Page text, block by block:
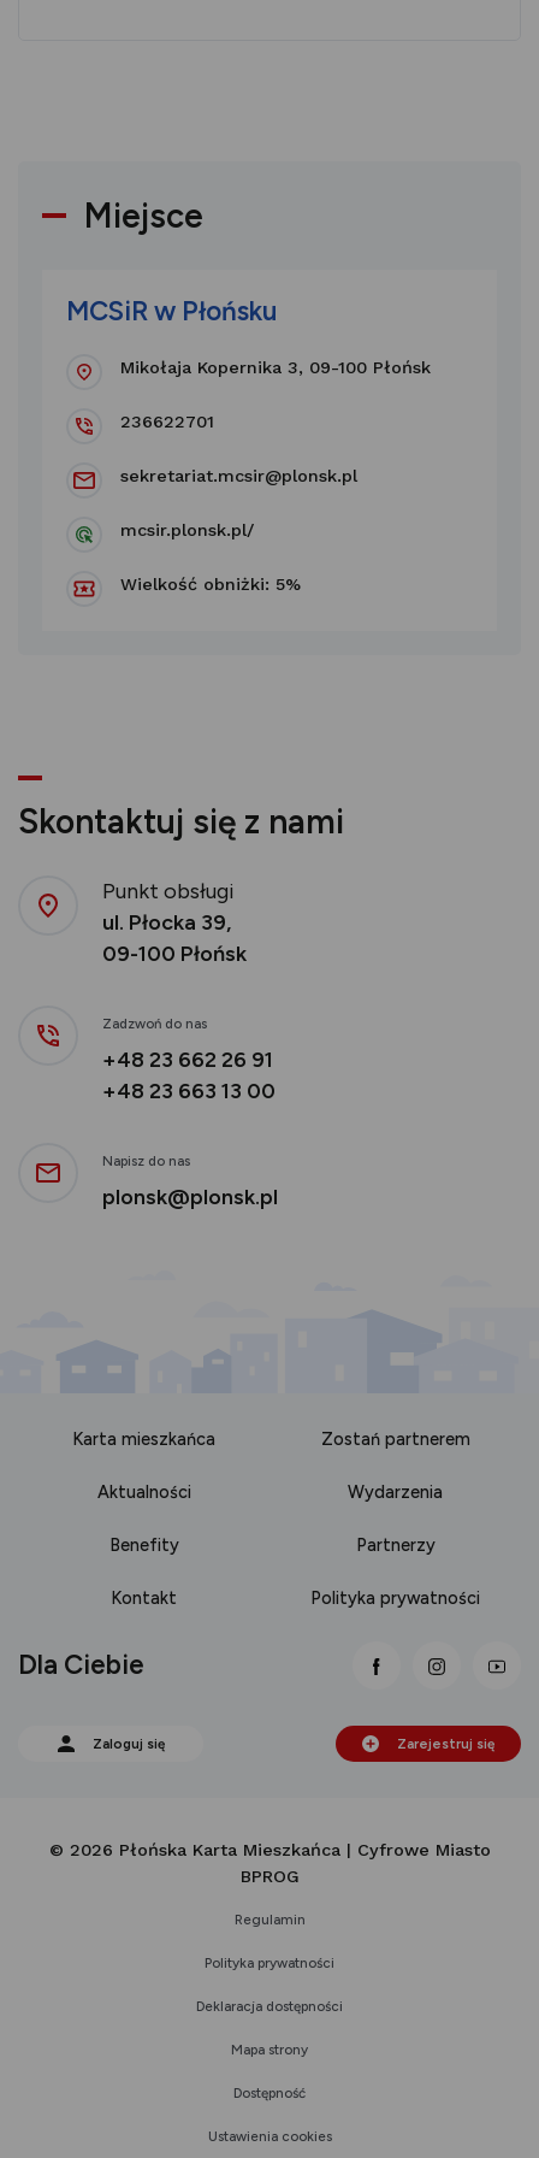
Miejsce
MCSiR w Płońsku
Mikołaja Kopernika 3, 09-100 Płońsk
236622701
sekretariat.mcsir@plonsk.pl
mcsir.plonsk.pl/
Wielkość obniżki: 5%
Skontaktuj się z nami
Punkt obsługi
ul. Płocka 39,
09-100 Płońsk
Zadzwoń do nas
+48 23 662 26 91
+48 23 663 13 00
Napisz do nas
plonsk@plonsk.pl
Karta mieszkańca Zostań partnerem
Aktualności Wydarzenia
Benefity Partnerzy
Kontakt Polityka prywatności
link otwiera się
link
Dla Ciebie
Zaloguj się Zarejestruj się
© 2026 Płońska Karta Mieszkańca | Cyfrowe Miasto
BPROG
Regulamin
Polityka prywatności
Deklaracja dostępności
Mapa strony
Dostępność
Ustawienia cookies